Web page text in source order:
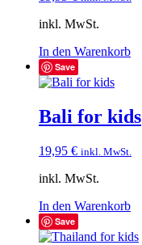
inkl. MwSt.
In den Warenkorb
Save
Bali for kids
19,95 € inkl. MwSt.
inkl. MwSt.
In den Warenkorb
Save